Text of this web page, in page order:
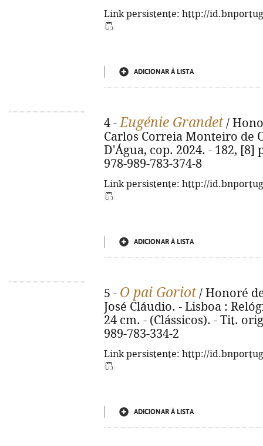
Link persistente: http://
ADICIONAR À LISTA
4 -Eugénie Grandet/
Carlos Correia Monteiro de
D'Água, cop. 2024. - 182, [8]
978-989-783-374-8
Link persistente: http://
ADICIONAR À LISTA
5 - O pai Goriot/ Honoré
José Cláudio. - Lisboa :
24 cm. - (Clássicos). - Tit.
989-783-334-2
Link persistente: http://
ADICIONAR À LISTA